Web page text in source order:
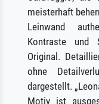
meisterhaft
Leinwand
Kontraste und
Original.
ohne
dargestellt.
Motiv ist